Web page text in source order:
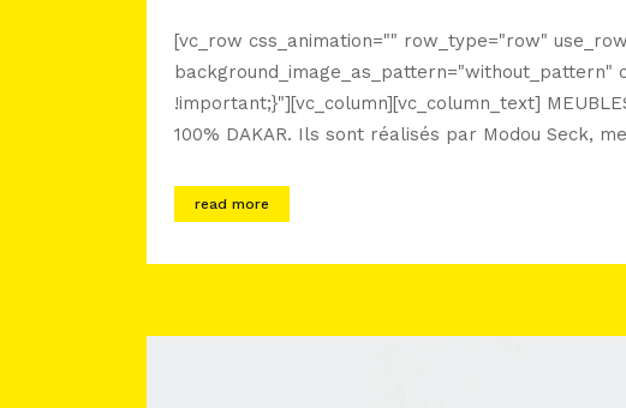
[vc_row css_animation="" row_type="row"
background_image_as_pattern="without_pattern"
!important;}"][vc_column][vc_column_text]
100% DAKAR. Ils sont réalisés par Modou Seck,
read more